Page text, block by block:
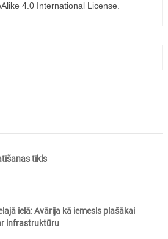
4.0 International License
tīkls
ielā: Avārija kā iemesls plašākai
infrastruktūru